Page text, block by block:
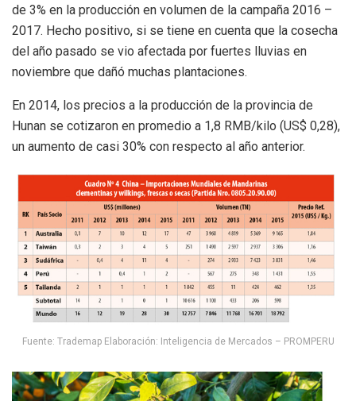
de 3% en la producción en volumen de la campaña 2016 –
2017. Hecho positivo, si se tiene en cuenta que la cosecha
del año pasado se vio afectada por fuertes lluvias en
noviembre que dañó muchas plantaciones.
En 2014, los precios a la producción de la provincia de
Hunan se cotizaron en promedio a 1,8 RMB/kilo (US$ 0,28),
un aumento de casi 30% con respecto al año anterior.
Fuente: Trademap Elaboración: Inteligencia de Mercados – PROMPERU